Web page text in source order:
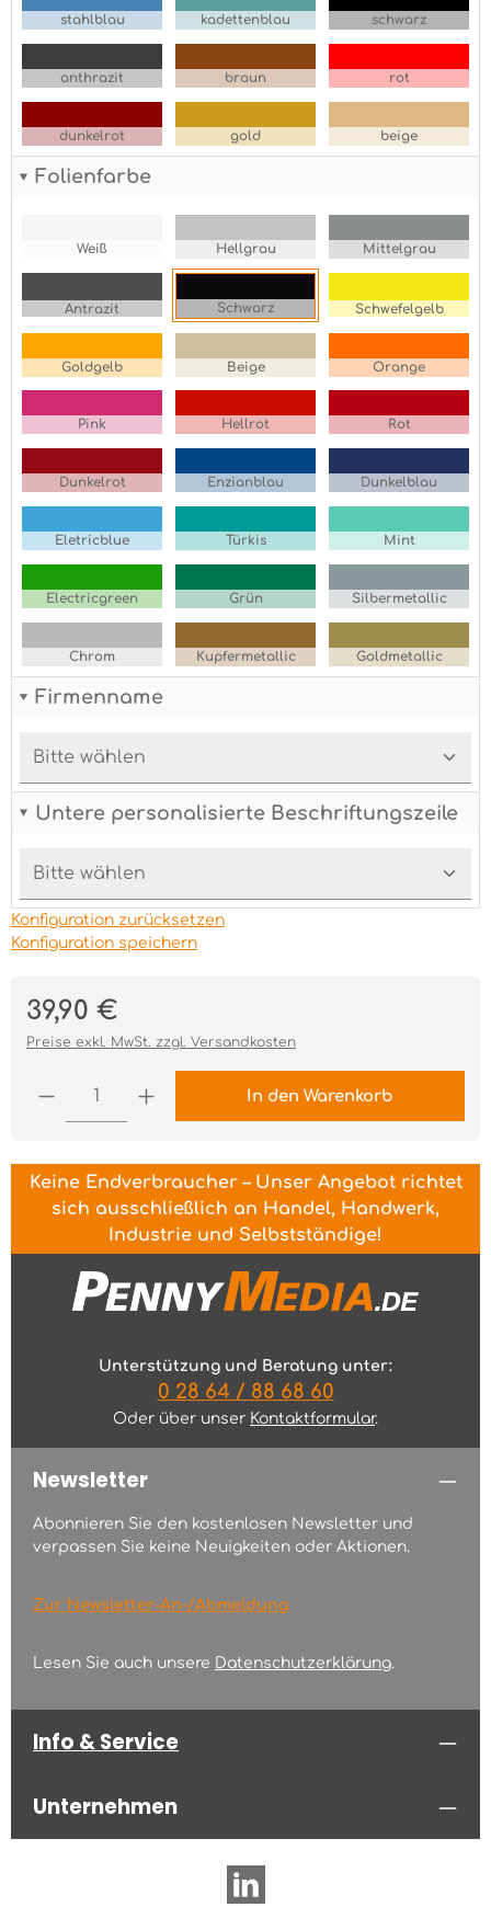
stahlblau kadettenblau schwarz
anthrazit braun rot
dunkelrot gold beige
Folienfarbe
Weiß Hellgrau Mittelgrau
Antrazit Schwarz Schwefelgelb
Goldgelb Beige Orange
Pink Hellrot Rot
Dunkelrot Enzianblau Dunkelblau
Eletricblue Türkis Mint
Electricgreen Grün Silbermetallic
Chrom Kupfermetallic Goldmetallic
Firmenname
Untere personalisierte Beschriftungszeile
Konfiguration zurücksetzen
Konfiguration speichern
Regulärer Preis:
39,90 €
Preise exkl. MwSt. zzgl. Versandkosten
Produkt Anzahl: Gib den gewünschten Wert
In den Warenkorb
Keine Endverbraucher – Unser Angebot richtet
sich ausschließlich an Handel, Handwerk,
Industrie und Selbstständige!
Unterstützung und Beratung unter:
0 28 64 / 88 68 60
Oder über unser Kontaktformular.
Newsletter
Abonnieren Sie den kostenlosen Newsletter und
verpassen Sie keine Neuigkeiten oder Aktionen.
Zur Newsletter-An-/Abmeldung
Lesen Sie auch unsere Datenschutzerklärung.
Info & Service
Unternehmen